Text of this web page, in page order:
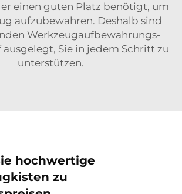
einen guten Platz benötigt, um
aufzubewahren. Deshalb sind
Werkzeugaufbewahrungs-
ausgelegt, Sie in jedem Schritt zu
unterstützen.
hochwertige
zu